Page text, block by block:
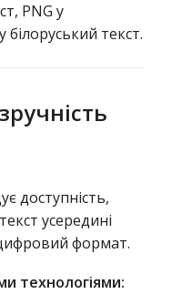
PNG у
білоруський текст.
доступність,
усередині
формат.
технологіями: